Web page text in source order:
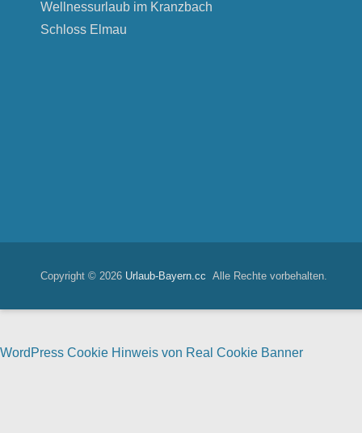
Wellnessurlaub im Kranzbach
Schloss Elmau
Copyright © 2026 Urlaub-Bayern.cc Alle Rechte vorbehalten.
WordPress Cookie Hinweis von Real Cookie Banner